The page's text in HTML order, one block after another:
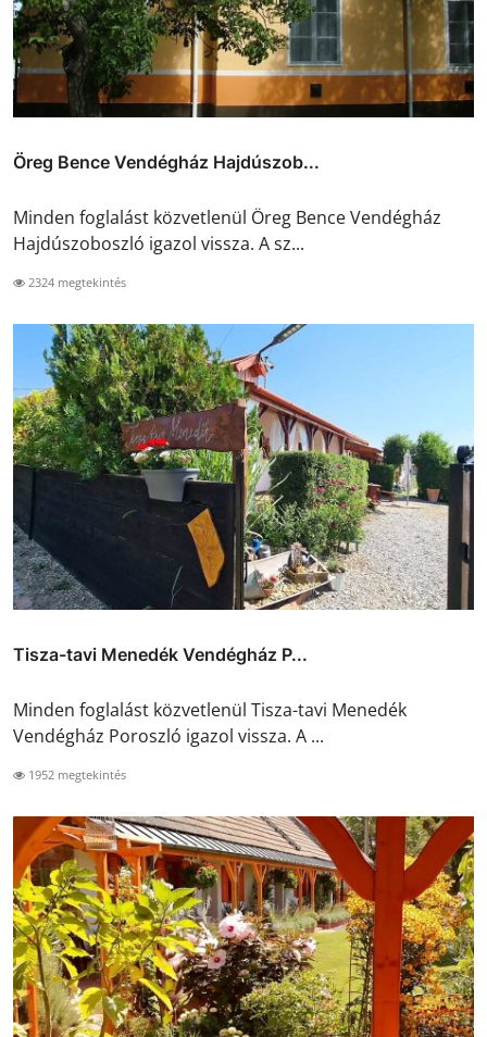
Öreg Bence Vendégház Hajdúszob...
Minden foglalást közvetlenül Öreg Bence Vendégház
Hajdúszoboszló igazol vissza. A sz...
2324 megtekintés
Tisza-tavi Menedék Vendégház P...
Minden foglalást közvetlenül Tisza-tavi Menedék
Vendégház Poroszló igazol vissza. A ...
1952 megtekintés